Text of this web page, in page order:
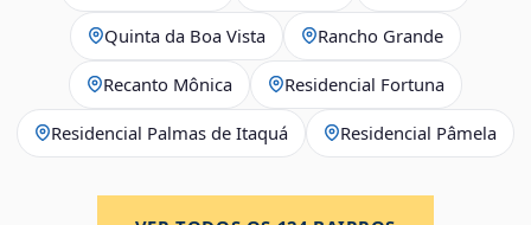
Quinta da Boa Vista Rancho Grande
Recanto Mônica Residencial Fortuna
Residencial Palmas de Itaquá Residencial Pâmela